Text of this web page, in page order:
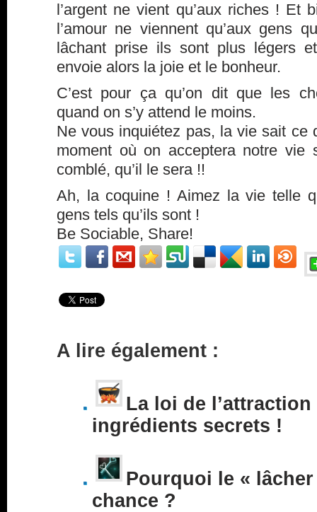
l’argent ne vient qu’aux riches ! Et
l’amour ne viennent qu’aux gens
lâchant prise ils sont plus légers
envoie alors la joie et le bonheur.
C’est pour ça qu’on dit que les
quand on s’y attend le moins.
Ne vous inquiétez pas, la vie sait ce
moment où on acceptera notre vie
comblé, qu’il le sera !!
Ah, la coquine ! Aimez la vie telle
gens tels qu’ils sont !
Be Sociable, Share!
A lire également :
La loi de l’attraction
ingrédients secrets !
Pourquoi le «
chance ?